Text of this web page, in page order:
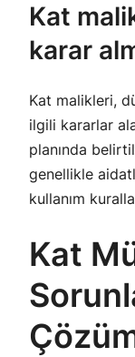
Kat
karar
Kat malikleri,
ilgili kararlar
planında
genellikle
kullanım
Kat